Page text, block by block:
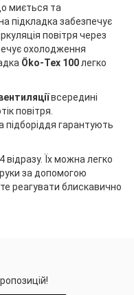
миється та
підкладка забезпечує
повітря через
охолодження
Öko-Tex 100легко
всередині
повітря.
підборіддя гарантують
відразу. Їх можна легко
за допомогою
реагувати блискавично